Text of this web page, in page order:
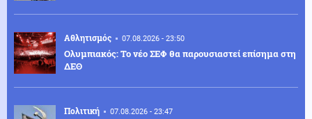
Αθλητισμός 07.08.2026 - 23:50
Ολυμπιακός: Το νέο ΣΕΦ θα παρουσιαστεί επίσημα στη
ΔΕΘ
Πολιτική 07.08.2026 - 23:47